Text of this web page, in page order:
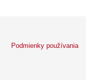
Podmienky používania